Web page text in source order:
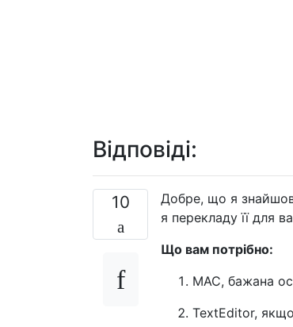
Відповіді:
10
Добре, що я знайшов
я перекладу її для
Що вам потрібно:
MAC, бажана
TextEditor,